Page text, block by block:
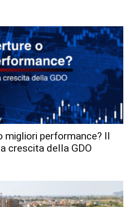
migliori performance? Il
crescita della GDO